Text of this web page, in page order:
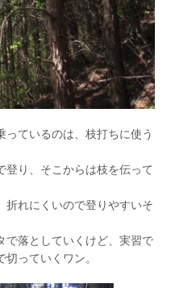
ているのは、枝打ちに使う
登り、そこからは枝を伝って
折れにくいので登りやすいそ
で落としていくけど、実習で
っていくワン。